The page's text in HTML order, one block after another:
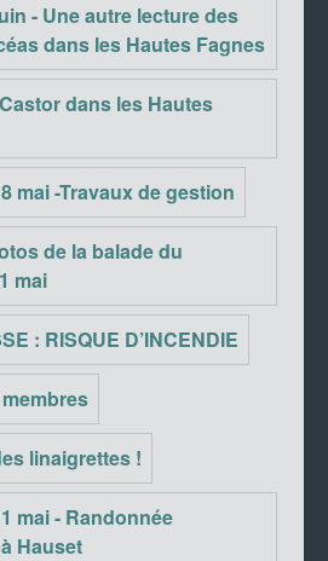
- Une autre lecture des
dans les Hautes Fagnes
dans les Hautes
mai -Travaux de gestion
de la balade du
mai
: RISQUE D’INCENDIE
linaigrettes !
mai - Randonnée
Hauset